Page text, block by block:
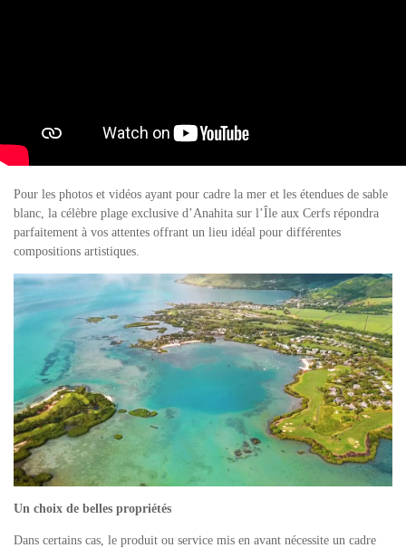
Pour les photos et vidéos ayant pour cadre la mer et les étendues de sable
blanc, la célèbre plage exclusive d’Anahita sur l’Île aux Cerfs répondra
parfaitement à vos attentes offrant un lieu idéal pour différentes
compositions artistiques.
Un choix de belles propriétés
Dans certains cas, le produit ou service mis en avant nécessite un cadre